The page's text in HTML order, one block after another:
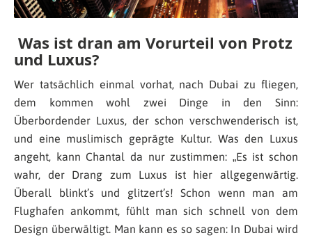
Was ist dran am Vorurteil von Protz
und Luxus?
Wer tatsächlich einmal vorhat, nach Dubai zu fliegen,
dem kommen wohl zwei Dinge in den Sinn:
Überbordender Luxus, der schon verschwenderisch ist,
und eine muslimisch geprägte Kultur. Was den Luxus
angeht, kann Chantal da nur zustimmen: „Es ist schon
wahr, der Drang zum Luxus ist hier allgegenwärtig.
Überall blinkt’s und glitzert’s! Schon wenn man am
Flughafen ankommt, fühlt man sich schnell von dem
Design überwältigt. Man kann es so sagen: In Dubai wird